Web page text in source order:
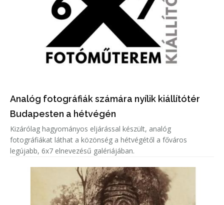
Analóg fotográfiák számára nyílik kiállítótér
Budapesten a hétvégén
Kizárólag hagyományos eljárással készült, analóg
fotográfiákat láthat a közönség a hétvégétől a főváros
legújabb, 6x7 elnevezésű galériájában.